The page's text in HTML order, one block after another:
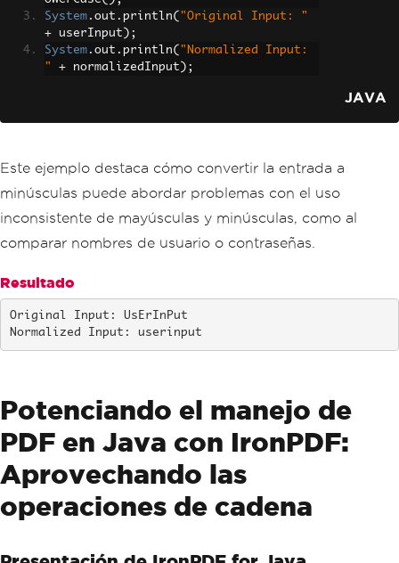
System . out . println( "Original Input: "
+ userInput );
System . out . println( "Normalized Input:
"
+ normalizedInput );
JAVA
Este ejemplo destaca cómo convertir la entrada a
minúsculas puede abordar problemas con el uso
inconsistente de mayúsculas y minúsculas, como al
comparar nombres de usuario o contraseñas.
Resultado
Original Input: UsErInPut
Normalized Input: userinput
Potenciando el manejo de
PDF en Java con IronPDF:
Aprovechando las
operaciones de cadena